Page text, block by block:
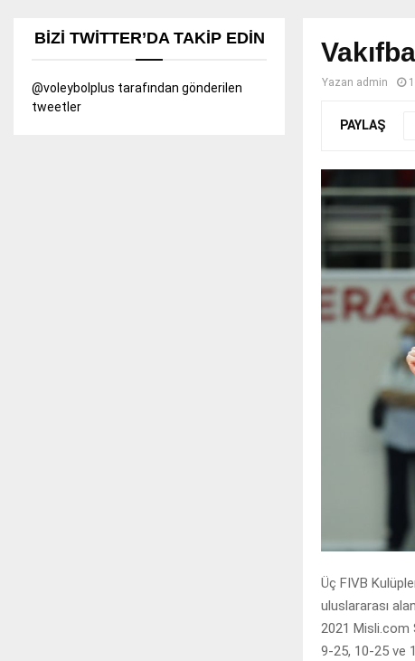
Yazan admin
PAYLAŞ
Üç FIVB
uluslararası
2021 Misli.com
9-25, 10-25 ve
BIZI TWITTER’DA TAKIP EDIN
@voleybolplus tarafından gönderilen
tweetler